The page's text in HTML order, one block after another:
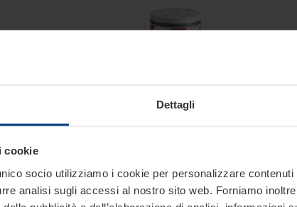
Dettagli
cookie
socio utilizziamo i cookie per personalizzare
analisi sugli accessi al nostro sito web. Forniamo
275/EM 600A
Linea Sicurezza